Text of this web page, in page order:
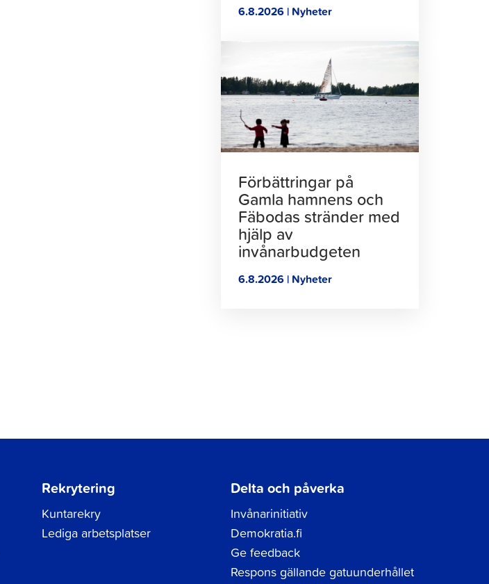
6.8.2026 | Nyheter
att
läsa
artikeln
Förbättringar på
Gamla hamnens och
Fäbodas stränder med
hjälp av
invånarbudgeten
6.8.2026 | Nyheter
Rekrytering
Kuntarekry
Lediga arbetsplatser
Delta och påverka
Invånarinitiativ
Demokratia.fi
Ge feedback
Respons gällande gatuunderhållet